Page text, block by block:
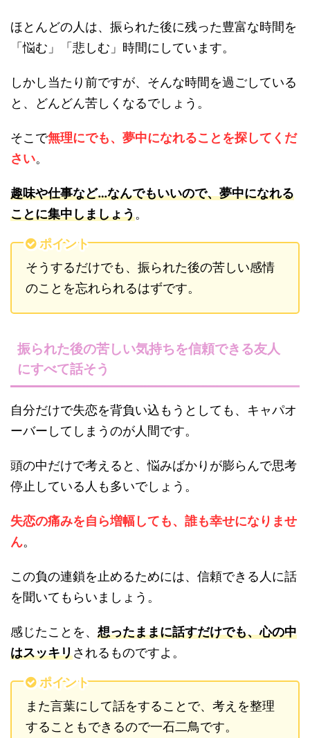
ほとんどの人は、振られた後に残った豊富な時間を
「悩む」「悲しむ」時間にしています。
しかし当たり前ですが、そんな時間を過ごしている
と、どんどん苦しくなるでしょう。
そこで無理にでも、夢中になれることを探してくだ
さい。
趣味や仕事など…なんでもいいので、夢中になれる
ことに集中しましょう。
ポイント
そうするだけでも、振られた後の苦しい感情
のことを忘れられるはずです。
振られた後の苦しい気持ちを信頼できる友人
にすべて話そう
自分だけで失恋を背負い込もうとしても、キャパオ
ーバーしてしまうのが人間です。
頭の中だけで考えると、悩みばかりが膨らんで思考
停止している人も多いでしょう。
失恋の痛みを自ら増幅しても、誰も幸せになりませ
ん。
この負の連鎖を止めるためには、信頼できる人に話
を聞いてもらいましょう。
感じたことを、 想ったままに話すだけでも、心の中
はスッキリされるものですよ。
ポイント
また言葉にして話をすることで、考えを整理
することもできるので一石二鳥です。